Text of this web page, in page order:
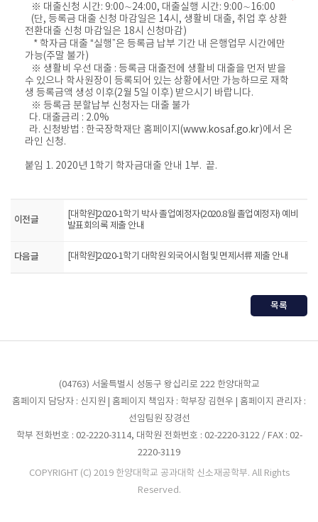
※ 대출신청 시간: 9:00∼24:00, 대출실행 시간: 9:00∼16:00
(단, 등록금 대출 신청 마감일은 14시, 생활비 대출, 취업 후 상환
전환대출 신청 마감일은 18시 신청마감)
* 학자금 대출 “실행”은 등록금 납부 기간 내 은행업무 시간에만
가능(주말 불가)
※ 생활비 우선 대출 : 등록금 대출전에 생활비 대출을 먼저 받을
수 있으나 학사원장이 등록되어 있는 상황에서만 가능하므로 재학
생 등록금액 생성 이후(2월 5일 이후) 받으시기 바랍니다.
※ 등록금 분할납부 신청자는 대출 불가
다. 대출금리 : 2.0%
라. 신청방법 : 한국장학재단 홈페이지(www.kosaf.go.kr)에서 온
라인 신청.
붙임 1. 2020년 1학기 학자금대출 안내 1부. 끝.
이전글
[대학원]2020-1학기 박사 졸업예정자(2020.8월 졸업예정자) 예비
발표회의록 제출 안내
다음글 [대학원]2020-1학기 대학원 외국어시험 및 면제서류 제출 안내
목록
(04763) 서울특별시 성동구 왕십리로 222 한양대학교
홈페이지 담당자 : 신지원 | 홈페이지 책임자 : 학부장 김현우 | 홈페이지 관리자 :
선임팀원 장경선
학부 전화번호 : 02-2220-3114, 대학원 전화번호 : 02-2220-3122 / FAX : 02-
2220-3119
COPYRIGHT (C) 2019 한양대학교 공과대학 신소재공학부. All Rights
Reserved.